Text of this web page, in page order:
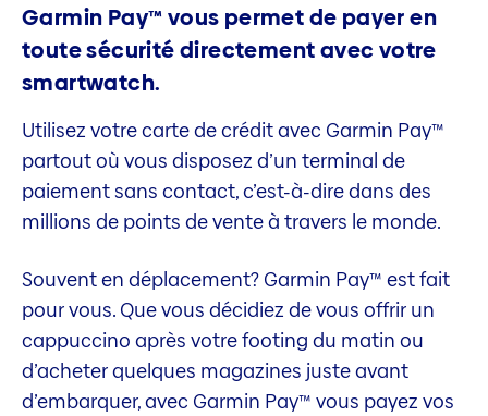
Garmin Pay™ vous permet de payer en
toute sécurité directement avec votre
smartwatch.
Utilisez votre carte de crédit avec Garmin Pay™
partout où vous disposez d’un terminal de
paiement sans contact, c’est-à-dire dans des
millions de points de vente à travers le monde.
Souvent en déplacement? Garmin Pay™ est fait
pour vous. Que vous décidiez de vous offrir un
cappuccino après votre footing du matin ou
d’acheter quelques magazines juste avant
d’embarquer, avec Garmin Pay™ vous payez vos